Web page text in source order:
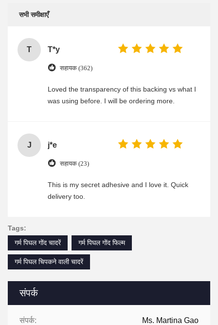
संपर्क
संपर्क: Ms. Martina Gao
सभी समीक्षाएँ
T T*y
सहायक (362)
Loved the transparency of this backing vs what I
was using before. I will be ordering more.
J j*e
सहायक (23)
This is my secret adhesive and I love it. Quick
delivery too.
Tags:
गर्म पिघल गोंद चादरें
गर्म पिघल गोंद फिल्म
गर्म पिघल चिपकने वाली चादरें